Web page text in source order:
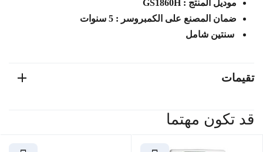
موديل المنتج : GS1860H
ضمان المصنع على الكمبروسر : 5 سنوات
سنتين شامل
تقيمات
قد تكون مهتما